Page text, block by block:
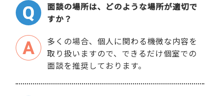
面談の場所は、どのような場所が適切で
すか？
多くの場合、個人に関わる機微な内容を
取り扱いますので、できるだけ個室での
面談を推奨しております。